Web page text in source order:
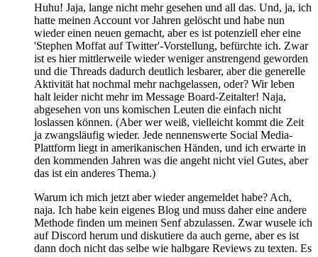
Huhu! Jaja, lange nicht mehr gesehen und all das. Und, ja, ich
hatte meinen Account vor Jahren gelöscht und habe nun
wieder einen neuen gemacht, aber es ist potenziell eher eine
'Stephen Moffat auf Twitter'-Vorstellung, befürchte ich. Zwar
ist es hier mittlerweile wieder weniger anstrengend geworden
und die Threads dadurch deutlich lesbarer, aber die generelle
Aktivität hat nochmal mehr nachgelassen, oder? Wir leben
halt leider nicht mehr im Message Board-Zeitalter! Naja,
abgesehen von uns komischen Leuten die einfach nicht
loslassen können. (Aber wer weiß, vielleicht kommt die Zeit
ja zwangsläufig wieder. Jede nennenswerte Social Media-
Plattform liegt in amerikanischen Händen, und ich erwarte in
den kommenden Jahren was die angeht nicht viel Gutes, aber
das ist ein anderes Thema.)
Warum ich mich jetzt aber wieder angemeldet habe? Ach,
naja. Ich habe kein eigenes Blog und muss daher eine andere
Methode finden um meinen Senf abzulassen. Zwar wusele ich
auf Discord herum und diskutiere da auch gerne, aber es ist
dann doch nicht das selbe wie halbgare Reviews zu texten. Es